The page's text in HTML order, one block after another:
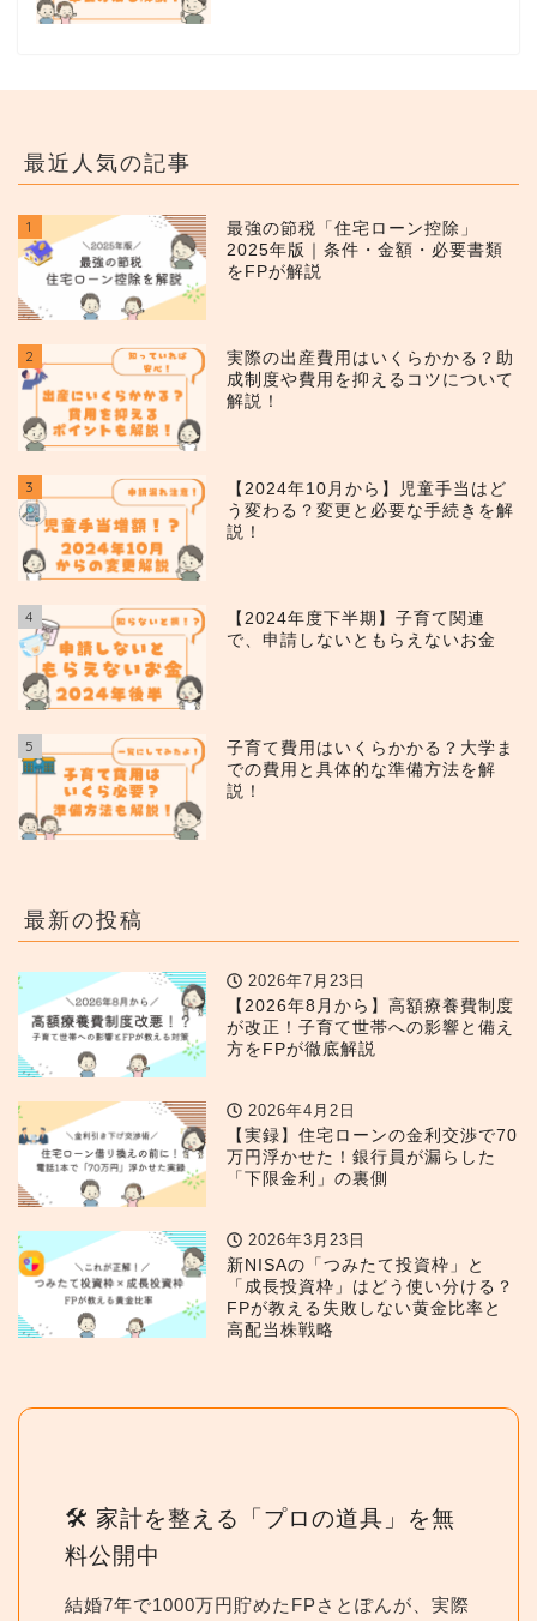
最近人気の記事
1
最強の節税「住宅ローン控除」
2025年版｜条件・金額・必要書類
をFPが解説
2
実際の出産費用はいくらかかる？助
成制度や費用を抑えるコツについて
解説！
3
【2024年10月から】児童手当はど
う変わる？変更と必要な手続きを解
説！
4
【2024年度下半期】子育て関連
で、申請しないともらえないお金
5
子育て費用はいくらかかる？大学ま
での費用と具体的な準備方法を解
説！
最新の投稿
2026年7月23日
【2026年8月から】高額療養費制度
が改正！子育て世帯への影響と備え
方をFPが徹底解説
2026年4月2日
【実録】住宅ローンの金利交渉で70
万円浮かせた！銀行員が漏らした
「下限金利」の裏側
2026年3月23日
新NISAの「つみたて投資枠」と
「成長投資枠」はどう使い分ける？
FPが教える失敗しない黄金比率と
高配当株戦略
🛠 家計を整える「プロの道具」を無
料公開中
結婚7年で1000万円貯めたFPさとぽんが、実際